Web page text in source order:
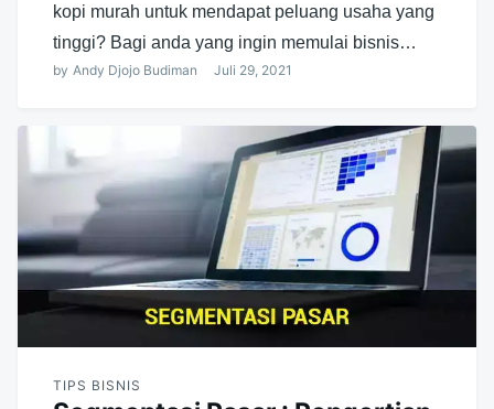
kopi murah untuk mendapat peluang usaha yang
tinggi? Bagi anda yang ingin memulai bisnis…
by Andy Djojo Budiman Juli 29, 2021
TIPS BISNIS